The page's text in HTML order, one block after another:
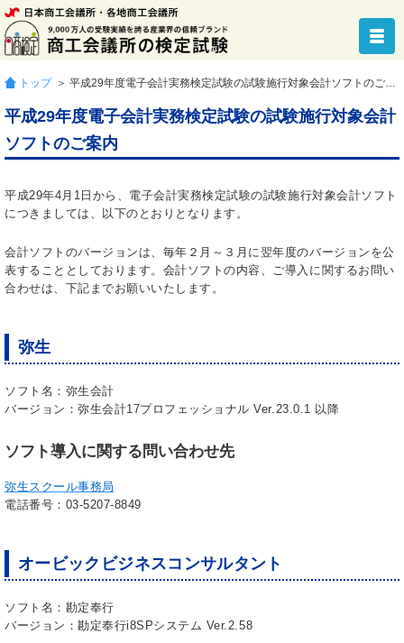
トップ ＞ 平成29年度電子会計実務検定試験の試験施行対象会計ソフトのご案内
平成29年度電子会計実務検定試験の試験施行対象会計
ソフトのご案内
平成29年4月1日から、電子会計実務検定試験の試験施行対象会計ソフト
につきましては、以下のとおりとなります。
会計ソフトのバージョンは、毎年２月～３月に翌年度のバージョンを公
表することとしております。会計ソフトの内容、ご導入に関するお問い
合わせは、下記までお願いいたします。
弥生
ソフト名：弥生会計
バージョン：弥生会計17プロフェッショナル Ver.23.0.1 以降
ソフト導入に関する問い合わせ先
弥生スクール事務局
電話番号：03-5207-8849
オービックビジネスコンサルタント
ソフト名：勘定奉行
バージョン：勘定奉行i8SPシステム Ver.2.58